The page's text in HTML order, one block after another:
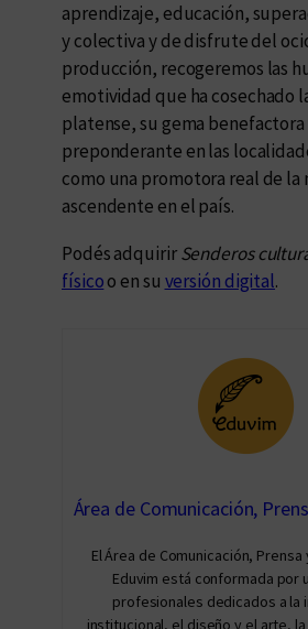
aprendizaje, educación,
y colectiva y de disfrute del
producción, recogeremos las
emotividad que ha cosechado
platense, su gema benefactora
preponderante en las
como una promotora real de la
ascendente en el país.
Podés adquirirSenderos
físicoo en su versión digital.
Área de Comunicación,
El Área de Comunicación,
Eduvim está conformada por
profesionales dedicados a la
institucional, el diseño y el arte,